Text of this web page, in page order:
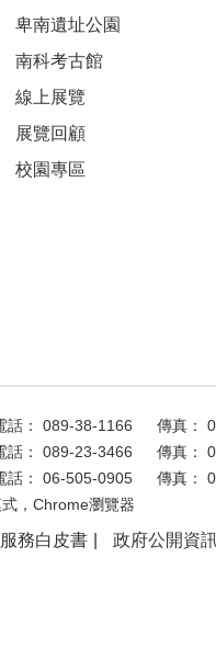
卑南遺址公園
南科考古館
線上展覽
展覽回顧
校園專區
話： 089-38-1166
傳真：
話： 089-23-3466
傳真：
話： 06-505-0905
傳真：
，Chrome瀏覽器
務白皮書
政府公開資